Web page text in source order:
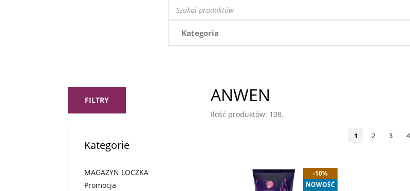
Wyszukiwarka
produktów
FILTRY
Kategorie
MAGAZYN LOCZKA
Promocja
ANWEN
Ilość produktów: 108.
1 2 3 4
-10%
NOWOŚĆ